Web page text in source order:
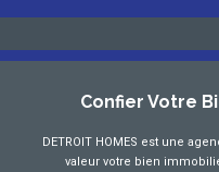
Confier Votre
DETROIT HOMES est une
valeur votre bien